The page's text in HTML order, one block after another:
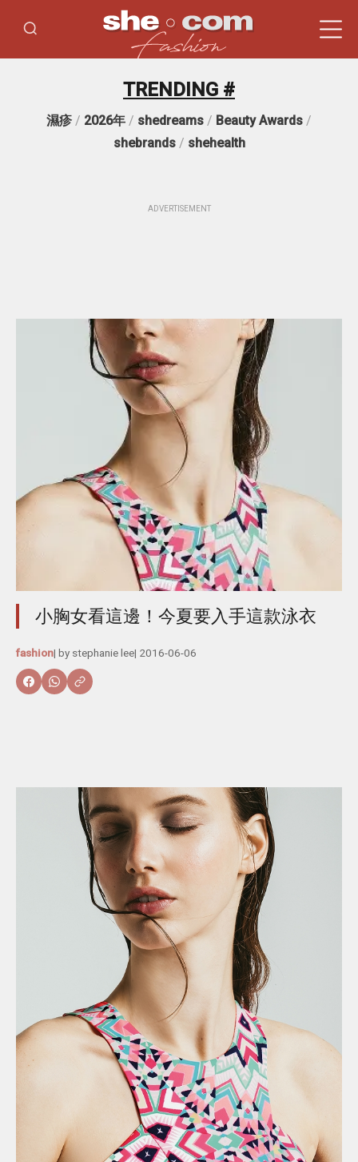
TRENDING #
濕疹 / 2026年 / shedreams / Beauty Awards /
shebrands/ shehealth
ADVERTISEMENT
小胸女看這邊！今夏要入手這款泳衣
fashion| by stephanie lee| 2016-06-06